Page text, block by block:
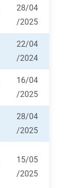
28/04
/2025
22/04
/2024
16/04
/2025
28/04
/2025
15/05
/2025